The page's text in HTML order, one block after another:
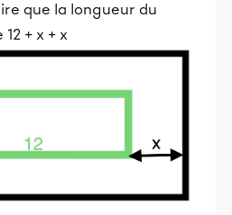
que la longueur du
+ x + x